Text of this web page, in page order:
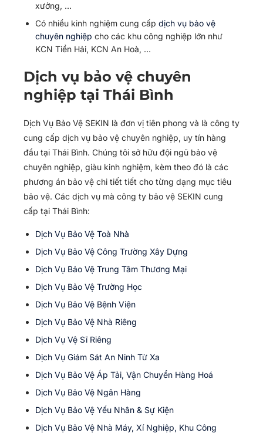
xưởng, …
Có nhiều kinh nghiệm cung cấp dịch vụ bảo vệ
chuyên nghiệp cho các khu công nghiệp lớn như
KCN Tiền Hải, KCN An Hoà, …
Dịch vụ bảo vệ chuyên
nghiệp tại Thái Bình
Dịch Vụ Bảo Vệ SEKIN là đơn vị tiên phong và là công ty
cung cấp dịch vụ bảo vệ chuyên nghiệp, uy tín hàng
đầu tại Thái Bình. Chúng tôi sở hữu đội ngũ bảo vệ
chuyên nghiệp, giàu kinh nghiệm, kèm theo đó là các
phương án bảo vệ chi tiết tiết cho từng dạng mục tiêu
bảo vệ. Các dịch vụ mà công ty bảo vệ SEKIN cung
cấp tại Thái Bình:
Dịch Vụ Bảo Vệ Toà Nhà
Dịch Vụ Bảo Vệ Công Trường Xây Dựng
Dịch Vụ Bảo Vệ Trung Tâm Thương Mại
Dịch Vụ Bảo Vệ Trường Học
Dịch Vụ Bảo Vệ Bệnh Viện
Dịch Vụ Bảo Vệ Nhà Riêng
Dịch Vụ Vệ Sĩ Riêng
Dịch Vụ Giám Sát An Ninh Từ Xa
Dịch Vụ Bảo Vệ Áp Tải, Vận Chuyển Hàng Hoá
Dịch Vụ Bảo Vệ Ngân Hàng
Dịch Vụ Bảo Vệ Yếu Nhân & Sự Kiện
Dịch Vụ Bảo Vệ Nhà Máy, Xí Nghiệp, Khu Công